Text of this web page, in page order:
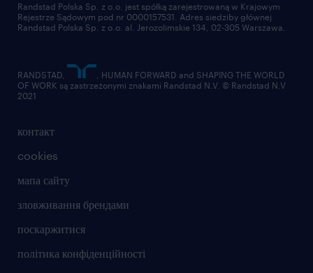
контакт
cookies
мапа сайту
зловживання брендами
поскаржитися
політика конфіденційності
Randstad Polska Sp. z o.o. jest spółką zarejestrowaną w Krajowym
Rejestrze Sądowym pod nr 0000157531. Adres siedziby głównej
Randstad Polska Sp. z o.o. al. Jerozolimskie 134, 02-305 Warszawa.
RANDSTAD,
, HUMAN FORWARD and SHAPING THE WORLD
OF WORK są zastrzeżonymi znakami Randstad N.V. © Randstad N.V
2021